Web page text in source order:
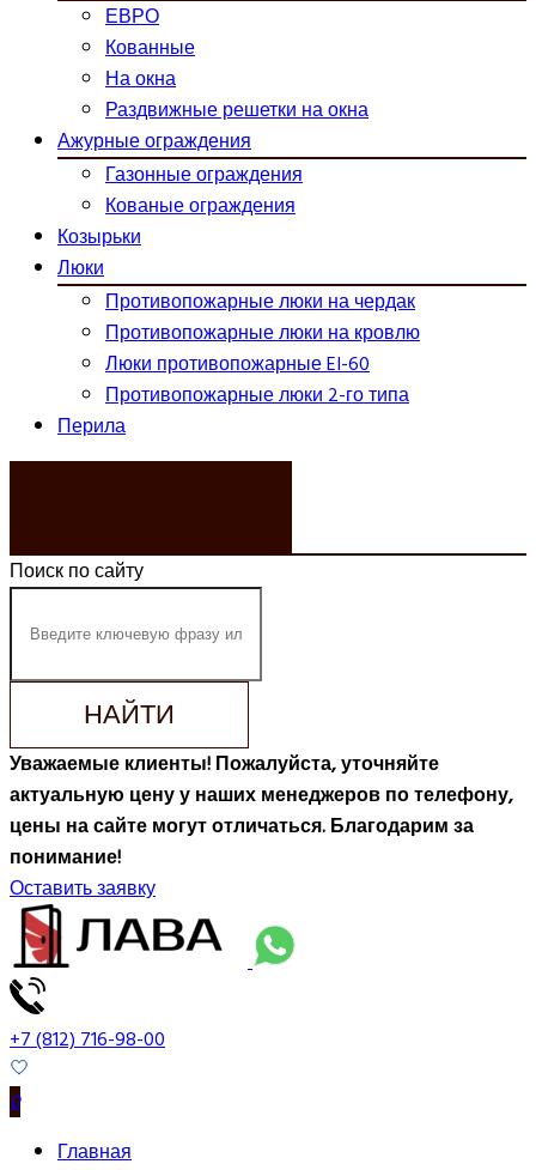
ЕВРО
Кованные
На окна
Раздвижные решетки на окна
Ажурные ограждения
Газонные ограждения
Кованые ограждения
Козырьки
Люки
Противопожарные люки на чердак
Противопожарные люки на кровлю
Люки противопожарные EI-60
Противопожарные люки 2-го типа
Перила
Поиск по сайту
НАЙТИ
Уважаемые клиенты! Пожалуйста, уточняйте
актуальную цену у наших менеджеров по телефону,
цены на сайте могут отличаться. Благодарим за
понимание!
Оставить заявку
+7 (812) 716-98-00
0
Главная